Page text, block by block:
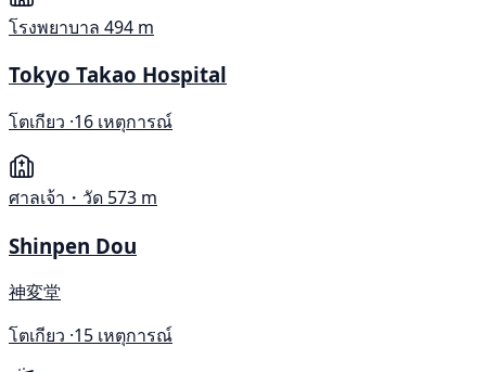
โรงพยาบาล 494 m
Tokyo Takao Hospital
โตเกียว ·16 เหตุการณ์
ศาลเจ้า・วัด 573 m
Shinpen Dou
神変堂
โตเกียว ·15 เหตุการณ์